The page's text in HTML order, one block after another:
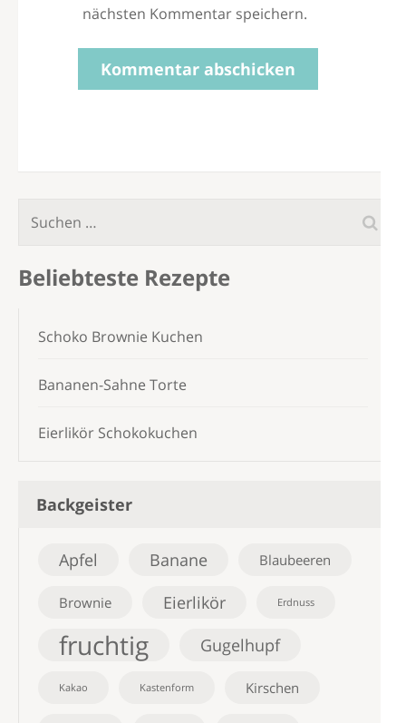
nächsten Kommentar speichern.
Suchen
Beliebteste Rezepte
Schoko Brownie Kuchen
Bananen-Sahne Torte
Eierlikör Schokokuchen
Backgeister
Apfel Banane Blaubeeren
Brownie Eierlikör Erdnuss
fruchtig Gugelhupf
Kakao Kastenform Kirschen